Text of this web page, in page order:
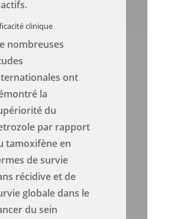
clinique
nombreuses
ont
la
du
par rapport
tamoxifène en
de survie
récidive et de
globale dans le
du sein